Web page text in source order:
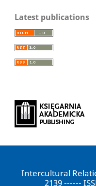
Latest publications
Intercultural
2139 ------